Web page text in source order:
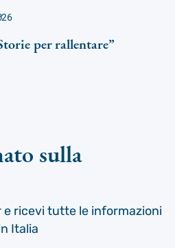
per rallentare”
sulla
ricevi tutte le informazioni
Italia